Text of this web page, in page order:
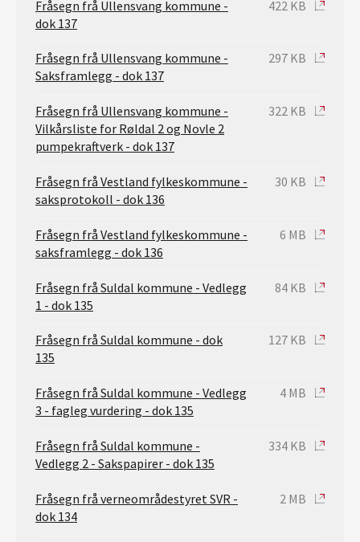
Fråsegn frå Ullensvang kommune -
dok 137
422 KB
Fråsegn frå Ullensvang kommune -
Saksframlegg - dok 137
297 KB
Fråsegn frå Ullensvang kommune -
Vilkårsliste for Røldal 2 og Novle 2
pumpekraftverk - dok 137
322 KB
Fråsegn frå Vestland fylkeskommune -
saksprotokoll - dok 136
30 KB
Fråsegn frå Vestland fylkeskommune -
saksframlegg - dok 136
6 MB
Fråsegn frå Suldal kommune - Vedlegg
1 - dok 135
84 KB
Fråsegn frå Suldal kommune - dok
135
127 KB
Fråsegn frå Suldal kommune - Vedlegg
3 - fagleg vurdering - dok 135
4 MB
Fråsegn frå Suldal kommune -
Vedlegg 2 - Sakspapirer - dok 135
334 KB
Fråsegn frå verneområdestyret SVR -
dok 134
2 MB